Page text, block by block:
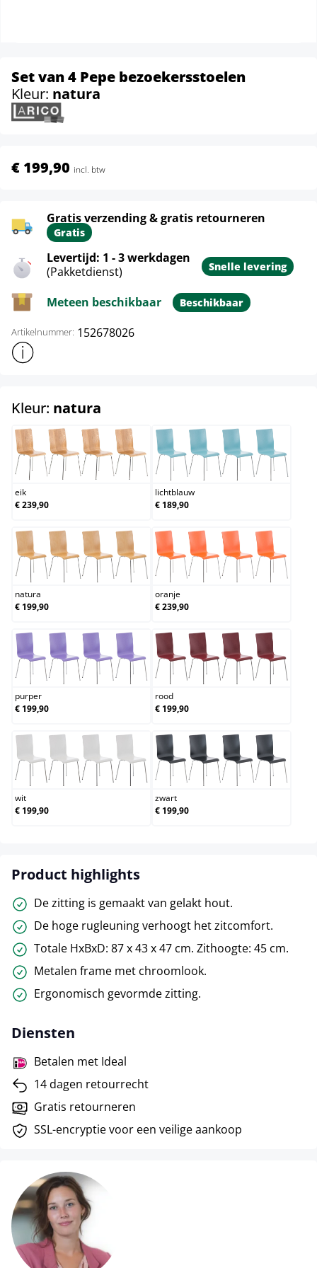
Set van 4 Pepe bezoekersstoelen
Kleur: natura
€ 199,90 incl. btw
Gratis verzending & gratis retourneren
Gratis
Levertijd: 1 - 3 werkdagen
(Pakketdienst)
Snelle levering
Meteen beschikbaar Beschikbaar
Artikelnummer: 152678026
Toon meer productinformatie
Kleur: natura
eik
eik
€ 239,90
lichtblauw
lichtblauw
€ 189,90
natura
natura
€ 199,90
oranje
oranje
€ 239,90
purper
purper
€ 199,90
rood
rood
€ 199,90
wit
wit
€ 199,90
zwart
zwart
€ 199,90
Product highlights
De zitting is gemaakt van gelakt hout.
De hoge rugleuning verhoogt het zitcomfort.
Totale HxBxD: 87 x 43 x 47 cm. Zithoogte: 45 cm.
Metalen frame met chroomlook.
Ergonomisch gevormde zitting.
Diensten
Betalen met Ideal
14 dagen retourrecht
Gratis retourneren
SSL-encryptie voor een veilige aankoop